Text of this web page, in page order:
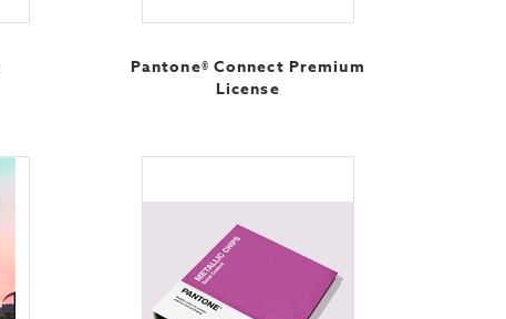
Pantone® Connect Premium
License